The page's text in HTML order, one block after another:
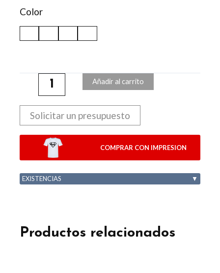
Color
Añadir al carrito
Solicitar un presupuesto
COMPRAR CON IMPRESION
EXISTENCIAS ▼
Productos relacionados